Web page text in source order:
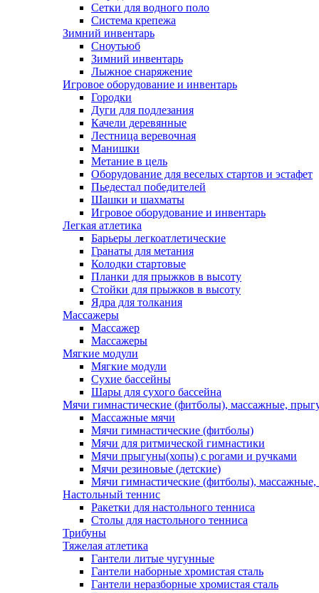
Сетки для водного поло
Система крепежа
Зимний инвентарь
Сноутьюб
Зимний инвентарь
Лыжное снаряжение
Игровое оборудование и инвентарь
Городки
Дуги для подлезания
Качели деревянные
Лестница веревочная
Манишки
Метание в цель
Оборудование для веселых стартов и эстафет
Пьедестал победителей
Шашки и шахматы
Игровое оборудование и инвентарь
Легкая атлетика
Барьеры легкоатлетические
Гранаты для метания
Колодки стартовые
Планки для прыжков в высоту
Стойки для прыжков в высоту
Ядра для толкания
Массажеры
Массажер
Массажеры
Мягкие модули
Мягкие модули
Сухие бассейны
Шары для сухого бассейна
Мячи гимнастические (фитболы), массажные,
Массажные мячи
Мячи гимнастические (фитболы)
Мячи для ритмической гимнастики
Мячи прыгуны(хопы) с рогами и ручками
Мячи резиновые (детские)
Мячи гимнастические (фитболы),
Настольный теннис
Ракетки для настольного тенниса
Столы для настольного тенниса
Трибуны
Тяжелая атлетика
Гантели литые чугунные
Гантели наборные хромистая сталь
Гантели неразборные хромистая сталь